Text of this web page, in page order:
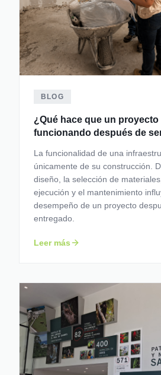
BLOG
¿Qué hace que un proyecto
funcionando después de
La funcionalidad de una
únicamente de su construcción.
diseño, la selección de
ejecución y el mantenimiento
desempeño de un proyecto
entregado.
Leer más